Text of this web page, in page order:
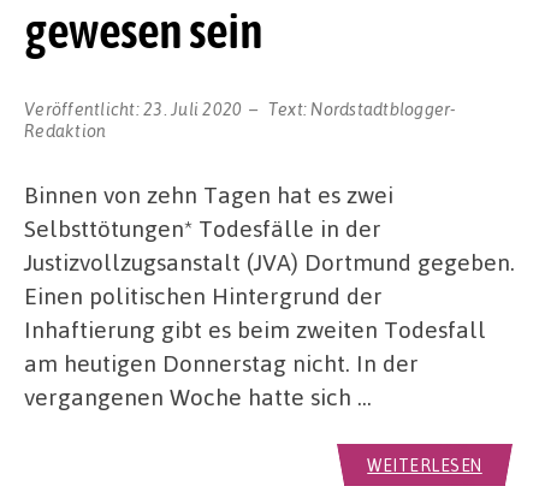
gewesen sein
Veröffentlicht:23. Juli 2020 Text: Nordstadtblogger-
Redaktion
Binnen von zehn Tagen hat es zwei
Selbsttötungen* Todesfälle in der
Justizvollzugsanstalt (JVA) Dortmund gegeben.
Einen politischen Hintergrund der
Inhaftierung gibt es beim zweiten Todesfall
am heutigen Donnerstag nicht. In der
vergangenen Woche hatte sich …
WEITERLESEN